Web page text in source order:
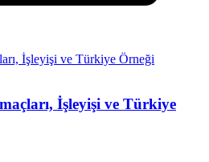
İşleyişi ve Türkiye